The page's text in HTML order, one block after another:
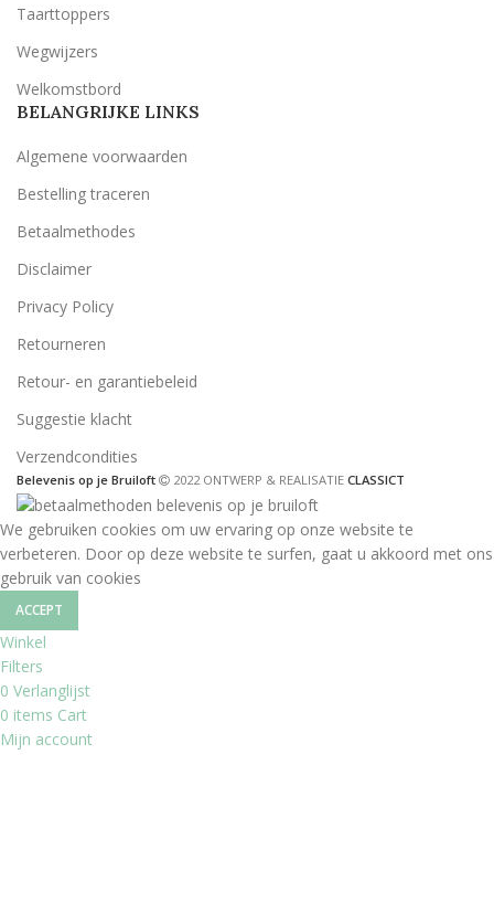
Taarttoppers
Wegwijzers
Welkomstbord
BELANGRIJKE LINKS
Algemene voorwaarden
Bestelling traceren
Betaalmethodes
Disclaimer
Privacy Policy
Retourneren
Retour- en garantiebeleid
Suggestie klacht
Verzendcondities
Belevenis op je Bruiloft 2022 ONTWERP & REALISATIE CLASSICT
We gebruiken cookies om uw ervaring op onze website te
verbeteren. Door op deze website te surfen, gaat u akkoord met ons
gebruik van cookies
ACCEPT
Winkel
Filters
0 Verlanglijst
0 items Cart
Mijn account